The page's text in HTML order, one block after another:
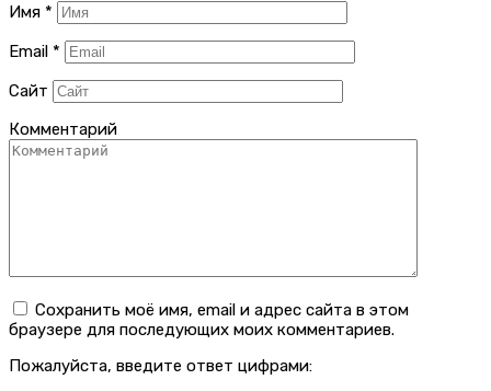
Имя *
Email *
Сайт
Комментарий
Сохранить моё имя, email и адрес сайта в этом
браузере для последующих моих комментариев.
Пожалуйста, введите ответ цифрами: